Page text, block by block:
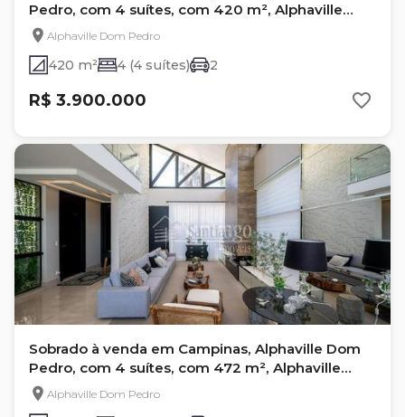
Pedro, com 4 suítes, com 420 m², Alphaville
Dom Pedro
Alphaville Dom Pedro
420 m² 4 (4 suítes) 2
R$ 3.900.000
Sobrado à venda em Campinas, Alphaville Dom
Pedro, com 4 suítes, com 472 m², Alphaville
Dom Pedro
Alphaville Dom Pedro